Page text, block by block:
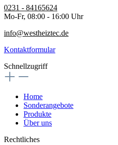
0231 - 84165624
Mo-Fr, 08:00 - 16:00 Uhr
info@westheiztec.de
Kontaktformular
Schnellzugriff
Home
Sonderangebote
Produkte
Über uns
Rechtliches